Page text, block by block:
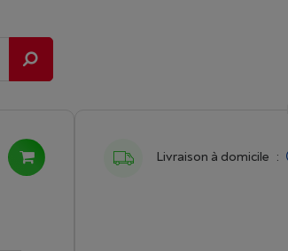
Livraison à domicile :